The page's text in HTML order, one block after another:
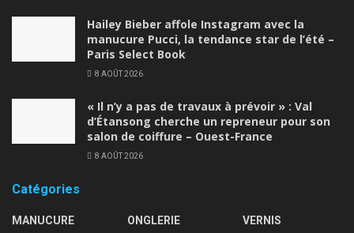
Hailey Bieber affole Instagram avec la
manucure Pucci, la tendance star de l’été –
Paris Select Book
8 AOÛT 2026
« Il n’y a pas de travaux à prévoir » : Val
d’Étansong cherche un repreneur pour son
salon de coiffure – Ouest-France
8 AOÛT 2026
Catégories
MANUCURE
ONGLERIE
VERNIS